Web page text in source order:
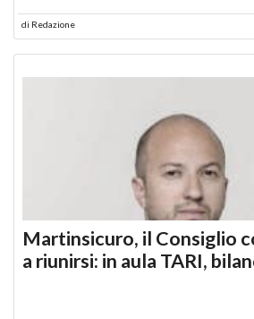
di Redazione
Martinsicuro, il Consiglio
a riunirsi: in aula TARI,